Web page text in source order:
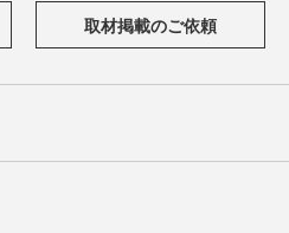
取材掲載のご依頼